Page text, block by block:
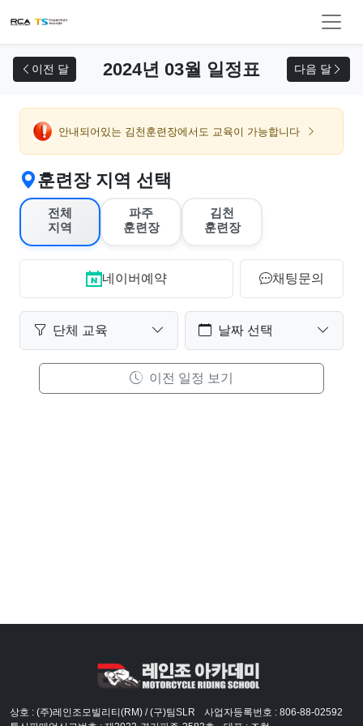
이전 달 2024년 03월 일정표 다음 달
안내되어있는 김천훈련장에서도 교육이 가능합니다
훈련장 지역 선택
전체
지역
파주
훈련장
김천
훈련장
네이버예약 채팅문의
단체 교육 날짜 선택
이전 일정 보기
상호 : (주)레인조모빌리티(RM) / (구)팀SLR
사업자등록번호 : 806-88-02592